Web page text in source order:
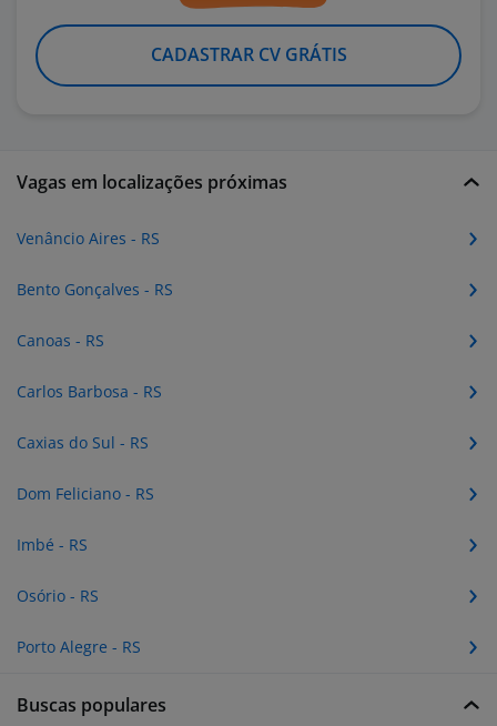
CADASTRAR CV GRÁTIS
Vagas em localizações próximas
Venâncio Aires - RS
Bento Gonçalves - RS
Canoas - RS
Carlos Barbosa - RS
Caxias do Sul - RS
Dom Feliciano - RS
Imbé - RS
Osório - RS
Porto Alegre - RS
Buscas populares